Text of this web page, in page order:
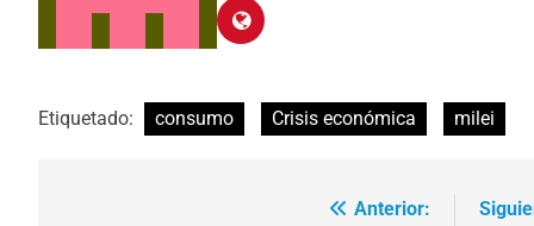
Etiquetado: consumo Crisis económica milei
Anterior: